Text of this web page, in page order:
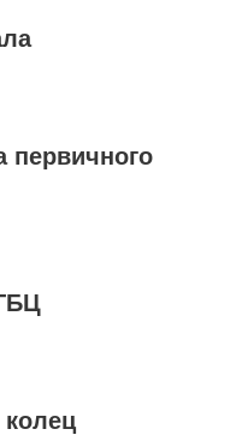
первичного